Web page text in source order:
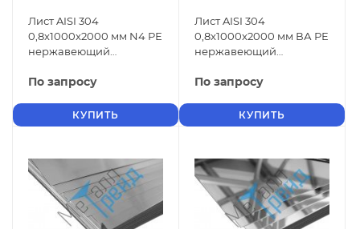
Лист AISI 304
0,8x1000x2000 мм N4 РЕ
нержавеющий
По запросу
КУПИТЬ
Лист AISI 304
0,8x1000x2000 мм ВА РЕ
нержавеющий
По запросу
КУПИТЬ